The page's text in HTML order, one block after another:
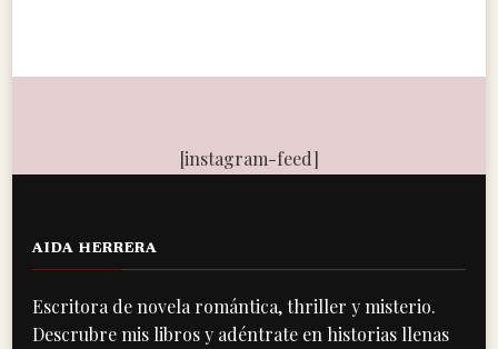
[instagram-feed]
AIDA HERRERA
Escritora de novela romántica, thriller y misterio.
Descrubre mis libros y adéntrate en historias llenas